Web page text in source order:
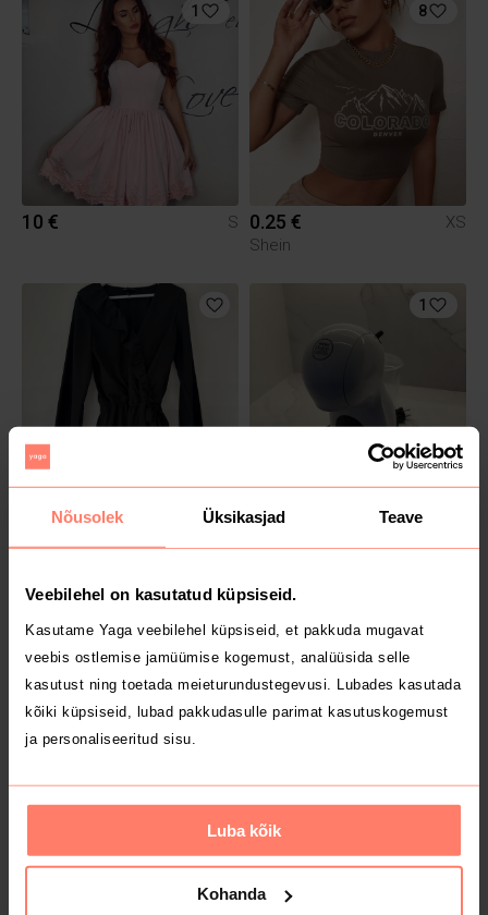
Nõusolek Üksikasjad Teave
Veebilehel on kasutatud küpsiseid.
Kasutame Yaga veebilehel küpsiseid, et pakkuda mugavat
veebis ostlemise jamüümise kogemust, analüüsida selle
kasutust ning toetada meieturundustegevusi. Lubades kasutada
kõiki küpsiseid, lubad pakkudasulle parimat kasutuskogemust
ja personaliseeritud sisu.
Luba kõik
Kohanda
1
10 € S
8
0.25 €
XS
Shein
MÜÜDUD
L
MÜÜDUD
1
28 €
MÜÜDUD
1
40 €
MÜÜDUD
8 €
1 2